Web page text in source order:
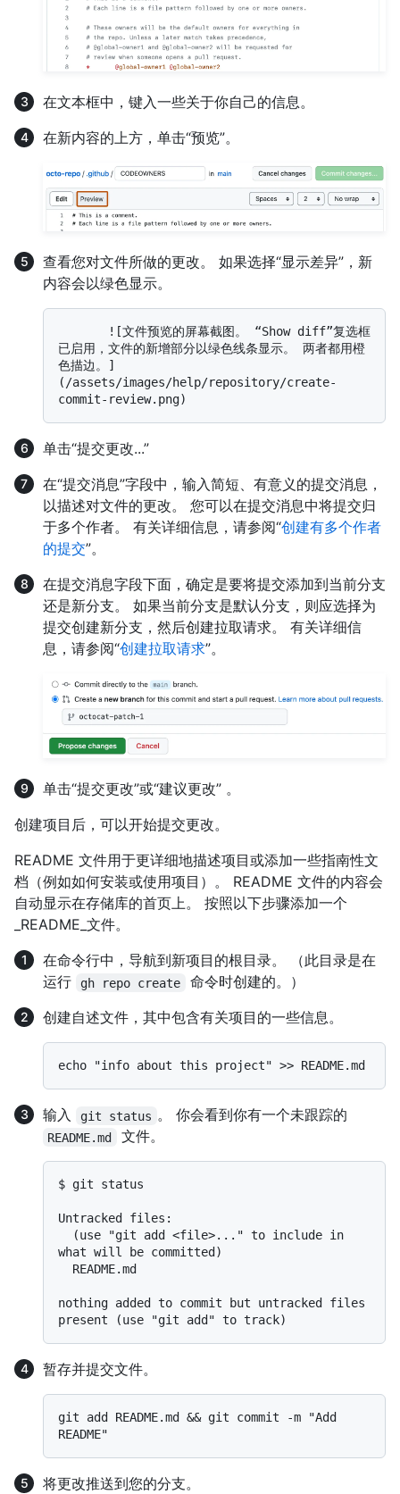
在文本框中，键入一些关于你自己的信息。
在新内容的上方，单击“预览”。
查看您对文件所做的更改。 如果选择“显示差异”，新
内容会以绿色显示。
已启用，文件的新增部分以绿色线条显示。 两者都用橙
色描边。]
(/assets/images/help/repository/create-
单击“提交更改...”
在“提交消息”字段中，输入简短、有意义的提交消息，
以描述对文件的更改。 您可以在提交消息中将提交归
于多个作者。 有关详细信息，请参阅“创建有多个作者
的提交”。
在提交消息字段下面，确定是要将提交添加到当前分支
还是新分支。 如果当前分支是默认分支，则应选择为
提交创建新分支，然后创建拉取请求。 有关详细信
息，请参阅“创建拉取请求”。
单击“提交更改”或“建议更改” 。
创建项目后，可以开始提交更改。
README 文件用于更详细地描述项目或添加一些指南性文
档（例如如何安装或使用项目）。 README 文件的内容会
自动显示在存储库的首页上。 按照以下步骤添加一个
_README_文件。
在命令行中，导航到新项目的根目录。 （此目录是在
运行
gh repo create
命令时创建的。）
创建自述文件，其中包含有关项目的一些信息。
输入 git status 。 你会看到你有一个未跟踪的
README.md 文件。
$ git status
Untracked files:
what will be committed)
nothing added to commit but untracked files
暂存并提交文件。
git add README.md && git commit -m "Add
将更改推送到您的分支。